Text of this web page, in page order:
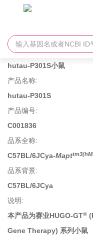
hutau-P301S小鼠
产品名称:
hutau-P301S
产品编号:
C001836
品系全称:
C57BL/6JCya-Mapt
品系背景:
C57BL/6JCya
说明:
本产品为赛业HUGO-GT®
Gene Therapy) 系列小鼠